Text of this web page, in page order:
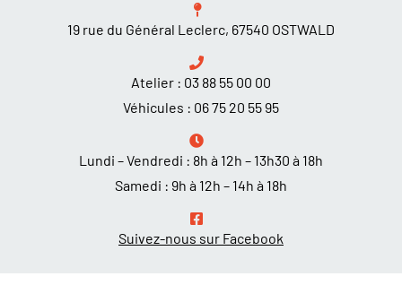
19 rue du Général Leclerc, 67540 OSTWALD
Atelier : 03 88 55 00 00
Véhicules : 06 75 20 55 95
Lundi – Vendredi : 8h à 12h – 13h30 à 18h
Samedi : 9h à 12h – 14h à 18h
Suivez-nous sur Facebook